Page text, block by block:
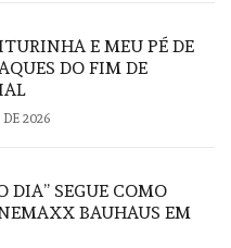
E MEU PÉ DE
DO FIM DE
2026
DIA” SEGUE COMO
BAUHAUS EM